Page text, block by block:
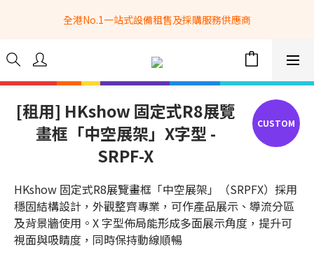
全港No.1一站式設備租售及採購服務供應商
全港No.1一站式設備租售及採購服務供應商
選購現貨產品全單滿$3500自家專送免運費 (只限網站落單, 不適用
於急單, 訂制產品, 屏風, 籠車, 舞台等)
info@hkbasket.com
全港No.1一站式設備租售及採購服務供應商
[租用] HKshow 固定式R8展覽
畫框「中空展架」X字型 -
SRPF-X
HKshow 固定式R8展覽畫框「中空展架」（SRPFX）採用
穩固結構設計，外觀整齊專業，可作產品展示、導流分區
及背景牆使用。X 字型佈局能形成多面展示角度，提升可
視面與吸睛度，同時保持動線順暢